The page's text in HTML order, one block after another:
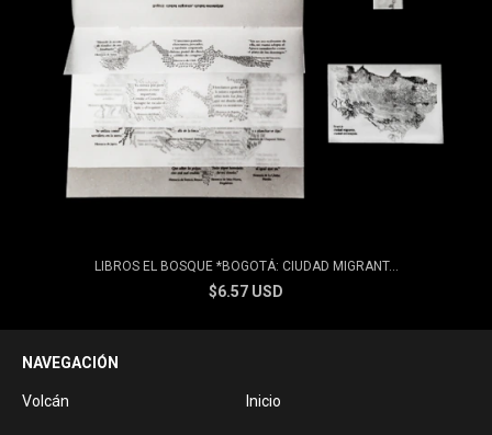
LIBROS EL BOSQUE *BOGOTÁ: CIUDAD MIGRANT...
$6.57 USD
NAVEGACIÓN
Volcán Inicio